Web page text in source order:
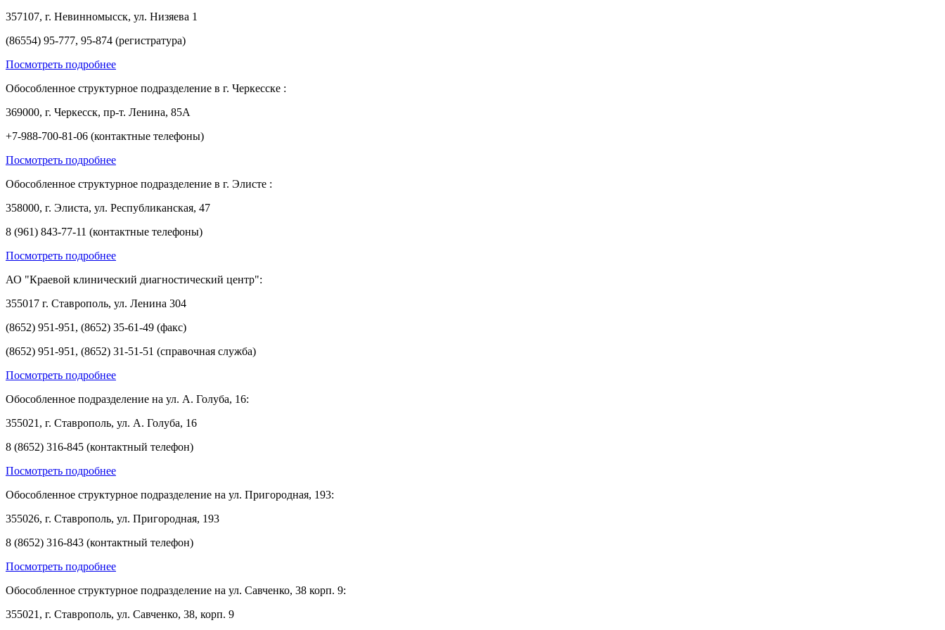
357107, г. Невинномысск, ул. Низяева 1
(86554) 95-777, 95-874 (регистратура)
Посмотреть подробнее
Обособленное структурное подразделение в г. Черкесске :
369000, г. Черкесск, пр-т. Ленина, 85А
+7-988-700-81-06 (контактные телефоны)
Посмотреть подробнее
Обособленное структурное подразделение в г. Элисте :
358000, г. Элиста, ул. Республиканская, 47
8 (961) 843-77-11 (контактные телефоны)
Посмотреть подробнее
АО "Краевой клинический диагностический центр":
355017 г. Ставрополь, ул. Ленина 304
(8652) 951-951, (8652) 35-61-49 (факс)
(8652) 951-951, (8652) 31-51-51 (справочная служба)
Посмотреть подробнее
Обособленное подразделение на ул. А. Голуба, 16:
355021, г. Ставрополь, ул. А. Голуба, 16
8 (8652) 316-845 (контактный телефон)
Посмотреть подробнее
Обособленное структурное подразделение на ул. Пригородная, 193:
355026, г. Ставрополь, ул. Пригородная, 193
8 (8652) 316-843 (контактный телефон)
Посмотреть подробнее
Обособленное структурное подразделение на ул. Савченко, 38 корп. 9:
355021, г. Ставрополь, ул. Савченко, 38, корп. 9